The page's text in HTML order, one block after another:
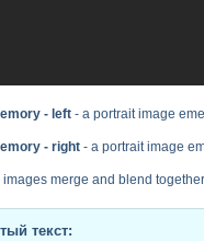
- left- a portrait image
- right- a portrait image
merge and blend
текст: